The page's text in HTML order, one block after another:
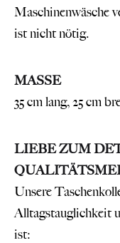
Maschinenwäsche
ist nicht nötig.
MASSE
35 cm lang, 25 cm
LIEBE ZUM
Unsere
Alltagstauglichkeit
ist: